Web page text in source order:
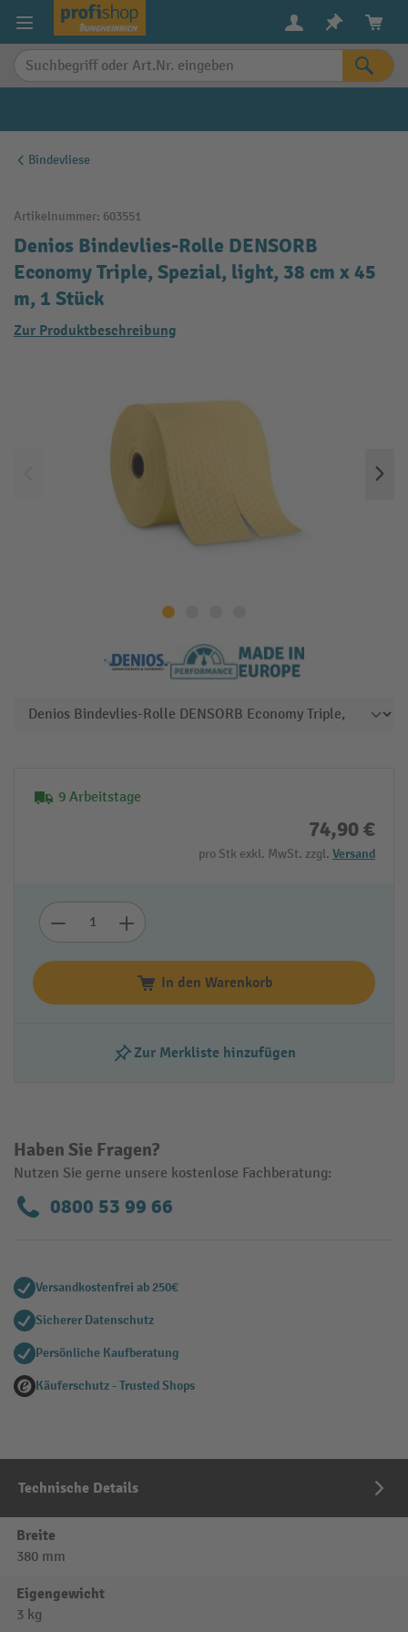
springen
Bindevliese
Artikelnummer: 603551
Denios Bindevlies-Rolle DENSORB
Economy Triple, Spezial, light, 38 cm x 45
m, 1 Stück
Zur Produktbeschreibung
9 Arbeitstage
74,90 €
pro Stk exkl. MwSt. zzgl. Versand
In den Warenkorb
Zur Merkliste hinzufügen
Haben Sie Fragen?
Nutzen Sie gerne unsere kostenlose Fachberatung:
0800 53 99 66
Versandkostenfrei ab 250€
Sicherer Datenschutz
Persönliche Kaufberatung
Käuferschutz - Trusted Shops
Technische Details
Breite
380 mm
Eigengewicht
3 kg